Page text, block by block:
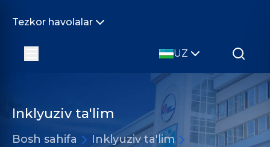
Tezkor havolalar
UZ
Inklyuziv ta'lim
Bosh sahifa
Inklyuziv ta'lim